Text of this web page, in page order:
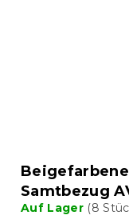
Samtbezug
Auf Lager (8